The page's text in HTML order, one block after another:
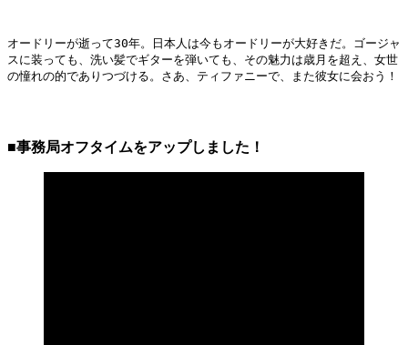
オードリーが逝って30年。日本人は今もオードリーが大好きだ。ゴージャ
スに装っても、洗い髪でギターを弾いても、その魅力は歳月を超え、女世
の憧れの的でありつづける。さあ、ティファニーで、また彼女に会おう！
■事務局オフタイムをアップしました！